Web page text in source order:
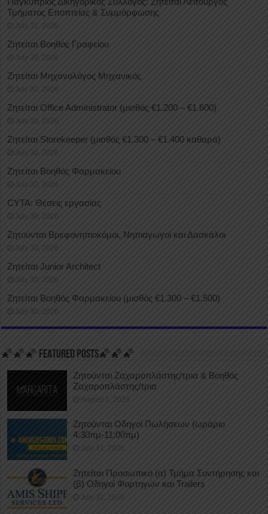
Τμήματος Εποπτείας & Συμμόρφωσης
July 31, 2026
Ζητείται Βοηθός Γραφείου
July 30, 2026
Ζητείται Μηχανολόγος Μηχανικός
July 30, 2026
Ζητείται Office Administrator (μισθός €1.200 – €1.600)
July 30, 2026
Ζητείται Storekeeper (μισθός €1.300 – €1.400 καθαρά)
July 30, 2026
Ζητείται Βοηθός Φαρμακείου
July 30, 2026
CYTA: Θέσεις εργασίας
July 30, 2026
Ζητούνται Βρεφονηπιοκόμοι, Νηπιαγωγοί και Δασκάλοι
July 30, 2026
Ζητείται Junior Architect
July 30, 2026
Ζητείται Βοηθός Φαρμακείου (μισθός €1.300 – €1.500)
July 30, 2026
🌠🌠🌠 FEATURED POSTS🌠🌠🌠
Ζητούνται Ζαχαροπλάστης/τρια & Βοηθός
Ζαχαροπλάστης/τρια
August 1, 2026
Ζητούνται Οδηγοί Πωλήσεων (ωράριο
4:30πμ-11:00πμ)
July 31, 2026
Ζητείται Προσωπικό (α) Τμήμα Συντήρησης και
(β) Οδηγοί Φορτηγών και Trailers
July 31, 2026